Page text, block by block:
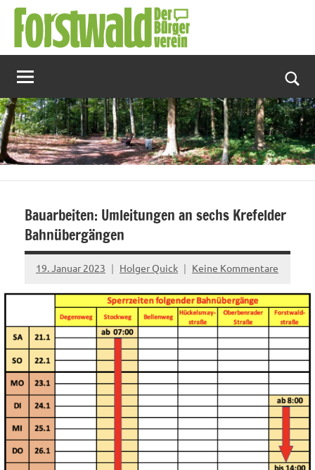
Zum
Inhalt
springen
Bauarbeiten: Umleitungen an sechs Krefelder
Bahnübergängen
19. Januar 2023 Holger Quick Keine Kommentare